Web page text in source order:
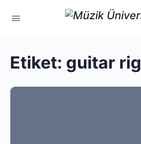
Etiket: guitar rig